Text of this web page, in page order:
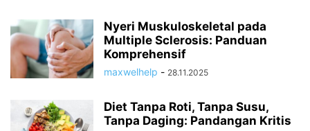
Nyeri Muskuloskeletal pada
Multiple Sclerosis: Panduan
Komprehensif
maxwelhelp - 28.11.2025
Diet Tanpa Roti, Tanpa Susu,
Tanpa Daging: Pandangan Kritis